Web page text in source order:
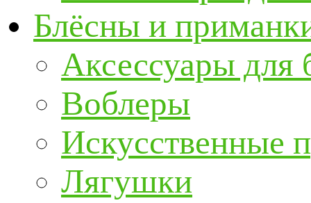
Блёсны и
Аксессуары для
Воблеры
Искусственные
Лягушки